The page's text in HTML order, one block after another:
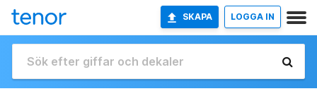
SKAPA LOGGA IN